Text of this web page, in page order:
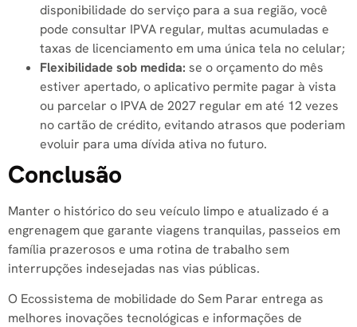
disponibilidade do serviço para a sua região, você
pode consultar IPVA regular, multas acumuladas e
taxas de licenciamento em uma única tela no celular;
Flexibilidade sob medida: se o orçamento do mês
estiver apertado, o aplicativo permite pagar à vista
ou parcelar o IPVA de 2027 regular em até 12 vezes
no cartão de crédito, evitando atrasos que poderiam
evoluir para uma dívida ativa no futuro.
Conclusão
Manter o histórico do seu veículo limpo e atualizado é a
engrenagem que garante viagens tranquilas, passeios em
família prazerosos e uma rotina de trabalho sem
interrupções indesejadas nas vias públicas.
O Ecossistema de mobilidade do Sem Parar entrega as
melhores inovações tecnológicas e informações de